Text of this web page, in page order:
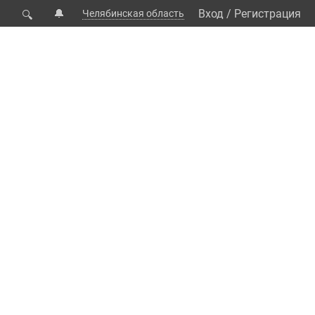
🔍 🔔 Челябинская область Вход / Регистрация